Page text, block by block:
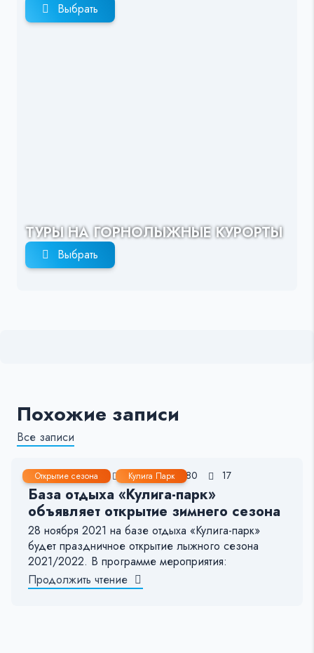
Выбрать
ТУРЫ НА ГОРНОЛЫЖНЫЕ КУРОРТЫ
Выбрать
Похожие записи
Все записи
Открытие сезона Кулига Парк
27 Ноя, 2021 < 1 мин. 80 17
База отдыха «Кулига-парк»
объявляет открытие зимнего сезона
28 ноября 2021 на базе отдыха «Кулига-парк»
будет праздничное открытие лыжного сезона
2021/2022. В программе мероприятия:
Продолжить чтение